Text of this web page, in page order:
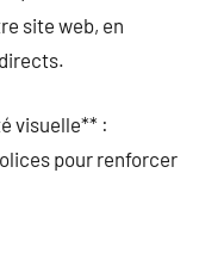
site web, en
visuelle** :
pour renforcer